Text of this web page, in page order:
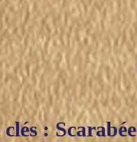
: Scarabée